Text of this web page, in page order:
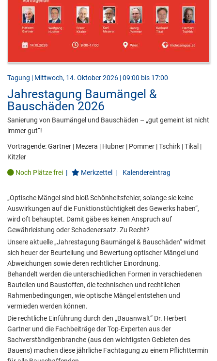
Tagung | Mittwoch, 14. Oktober 2026 | 09:00 bis 17:00
Jahrestagung Baumängel &
Bauschäden 2026
Sanierung von Baumängel und Bauschäden – „gut gemeint ist nicht
immer gut“!
Vortragende:Gartner | Mezera | Hubner | Pommer |Tschirk |Tikal |
Kitzler
Noch Plätze frei | Merkzettel | Kalendereintrag
„Optische Mängel sind bloß Schönheitsfehler, solange sie keine
Auswirkungen auf die Funktionstüchtigkeit des Gewerks haben“,
wird oft behauptet. Damit gäbe es keinen Anspruch auf
Gewährleistung oder Schadenersatz. Zu Recht?
Unsere aktuelle „Jahrestagung Baumängel & Bauschäden“ widmet
sich heuer der Beurteilung und Bewertung optischer Mängel und
Abweichungen sowie deren rechtlicher Einordnung.
Behandelt werden die unterschiedlichen Formen in verschiedenen
Bauteilen und Baustoffen, die technischen und rechtlichen
Rahmenbedingungen, wie optische Mängel entstehen und
vermieden werden können.
Die rechtliche Einführung durch den „Bauanwalt“ Dr. Herbert
Gartner und die Fachbeiträge der Top-Experten aus der
Sachverständigenbranche (aus den wichtigsten Gebieten des
Bauens) machen diese jährliche Fachtagung zu einem Pflichttermin